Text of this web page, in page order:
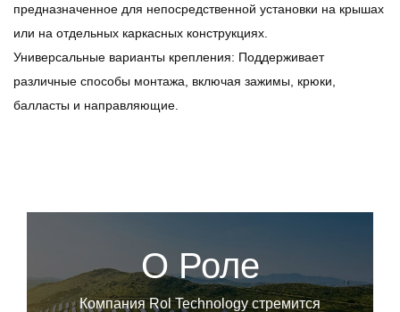
предназначенное для непосредственной установки на крышах
или на отдельных каркасных конструкциях.
Универсальные варианты крепления: Поддерживает
различные способы монтажа, включая зажимы, крюки,
балласты и направляющие.
О Роле
Компания Rol Technology стремится